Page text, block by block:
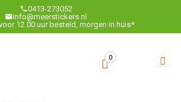
0413-273052
info@meerstickers.nl
12.00 uur besteld, morgen in huis*
0